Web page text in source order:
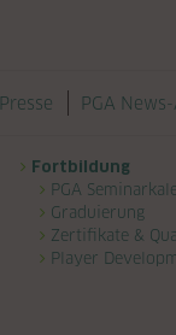
Presse PGA
Fortbildung
PGA
Graduierung
Zertifikate &
Player